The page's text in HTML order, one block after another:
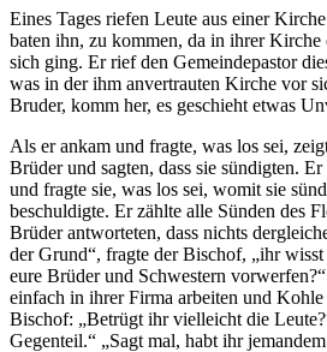
Eines Tages riefen Leute aus einer
baten ihn, zu kommen, da in ihrer Kirche
sich ging. Er rief den Gemeindepastor
was in der ihm anvertrauten Kirche vor
Bruder, komm her, es geschieht etwas
Als er ankam und fragte, was los sei,
Brüder und sagten, dass sie sündigten.
und fragte sie, was los sei, womit sie
beschuldigte. Er zählte alle Sünden des
Brüder antworteten, dass nichts
der Grund“, fragte der Bischof, „ihr wisst
eure Brüder und Schwestern
einfach in ihrer Firma arbeiten und
Bischof: „Betrügt ihr vielleicht die
Gegenteil.“ „Sagt mal, habt ihr